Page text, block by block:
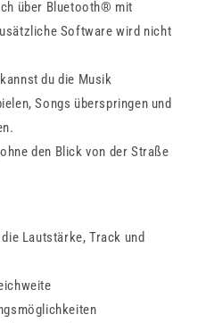
über Bluetooth® mit
Software wird nicht
du die Musik
Songs überspringen und
den Blick von der Straße
Lautstärke, Track und